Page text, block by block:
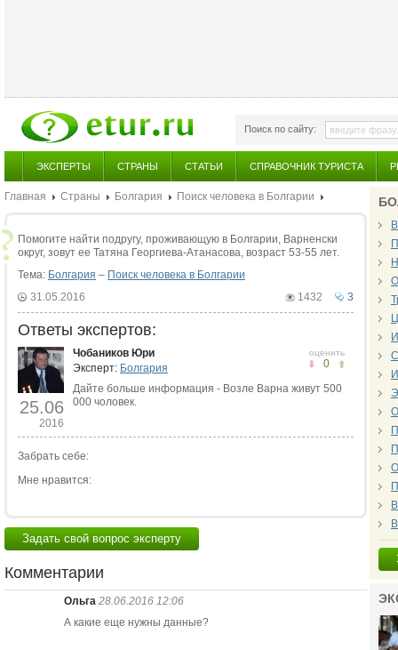
Поиск по сайту:
ЭКСПЕРТЫ СТРАНЫ СТАТЬИ СПРАВОЧНИК ТУРИСТА
Главная Страны Болгария Поиск человека в Болгарии
Помогите найти подругу, проживающую в Болгарии, Варненски
округ, зовут ее Татяна Георгиева-Атанасова, возраст 53-55 лет.
Тема: Болгария – Поиск человека в Болгарии
3
1432
31.05.2016
Ответы экспертов:
25.06
2016
оценить
0
Чобаников Юри
Эксперт: Болгария
Дайте больше информация - Возле Варна живут 500
000 чоловек.
Забрать себе:
Мне нравится:
Задать свой вопрос эксперту
Комментарии
Ольга 28.06.2016 12:06
А какие еще нужны данные?